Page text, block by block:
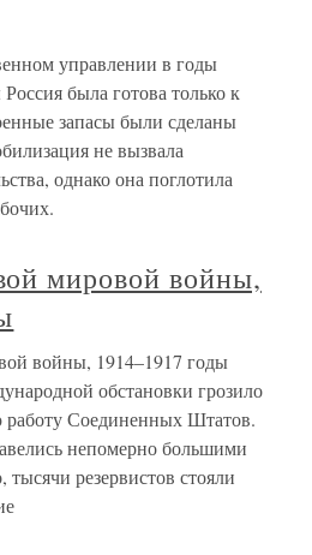
управлении в годы
была готова только к
запасы были сделаны
не вызвала
однако она поглотила
мировой войны,
войны, 1914–1917 годы
обстановки грозило
работу Соединенных Штатов.
непомерно большими
резервистов стояли